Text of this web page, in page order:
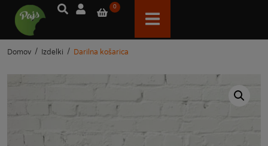
0
Domov / Izdelki / Darilna košarica